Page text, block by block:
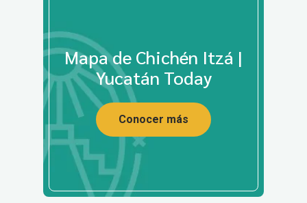
Mapa de Chichén Itzá |
Yucatán Today
Conocer más